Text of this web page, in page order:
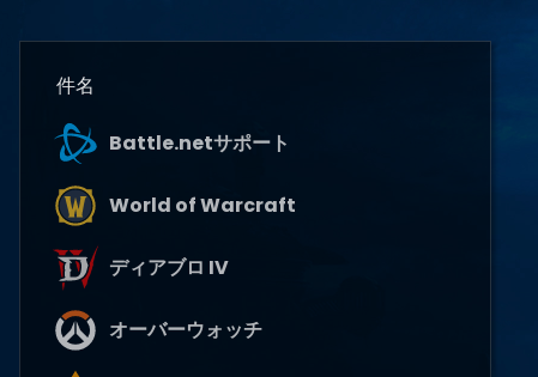
件名
Battle.netサポート
World of Warcraft
ディアブロ IV
オーバーウォッチ